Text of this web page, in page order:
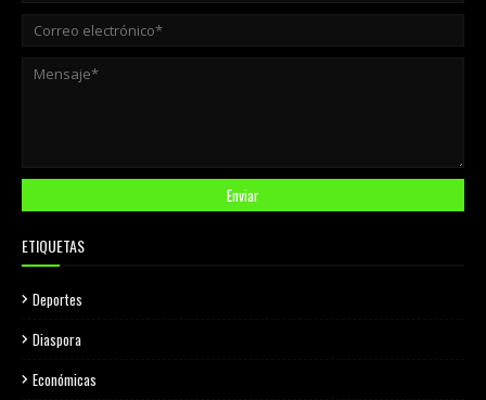
ETIQUETAS
Deportes
Diaspora
Económicas